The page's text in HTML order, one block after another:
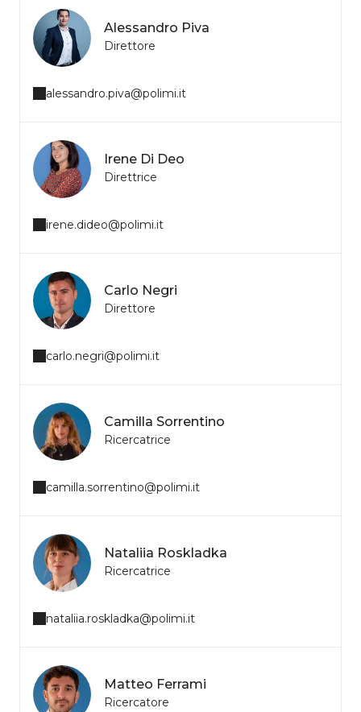
Alessandro Piva
Direttore
alessandro.piva@polimi.it
Irene Di Deo
Direttrice
irene.dideo@polimi.it
Carlo Negri
Direttore
carlo.negri@polimi.it
Camilla Sorrentino
Ricercatrice
camilla.sorrentino@polimi.it
Nataliia Roskladka
Ricercatrice
nataliia.roskladka@polimi.it
Matteo Ferrami
Ricercatore